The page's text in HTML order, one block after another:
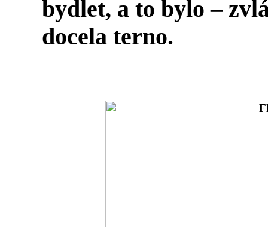
bydlet, a to bylo –
docela terno.